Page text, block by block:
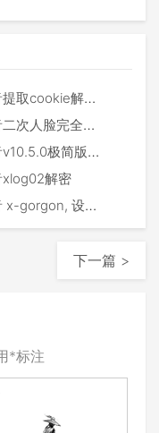
取cookie解密函数
次人脸完全解决
极简版as,cp,mas算法
xlog02解密
备注册tc, 私信imapi, xlog 等各个版本协议破解探讨
下一篇 >
*标注